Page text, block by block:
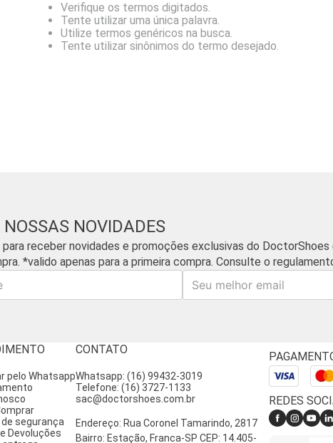
Verifique os termos digitados.
Tente utilizar uma única palavra.
Utilize termos genéricos na busca.
Tente utilizar sinônimos do termo desejado.
NOSSAS NOVIDADES
receber novidades e promoções exclusivas do DoctorShoes
*valido apenas para a primeira compra. Consulte o
E-mail
pelo Whatsapp
segurança
Devoluções
CONTATO
Whatsapp: (16) 99432-3019
Telefone: (16) 3727-1133
sac@doctorshoes.com.br
Endereço: Rua Coronel Tamarindo, 2817
Bairro: Estação, Franca-SP CEP: 14.405-
REDES